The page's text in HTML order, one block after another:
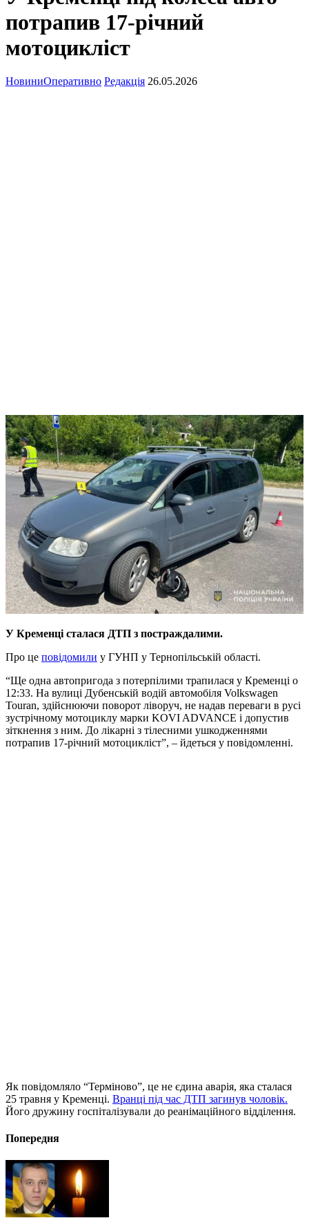
потрапив 17-річний
мотоцикліст
НовиниОперативно Редакція 26.05.2026
У Кременці сталася ДТП з постраждалими.
Про це повідомили у ГУНП у Тернопільській області.
“Ще одна автопригода з потерпілими трапилася у Кременці о
12:33. На вулиці Дубенській водій автомобіля Volkswagen
Touran, здійснюючи поворот ліворуч, не надав переваги в русі
зустрічному мотоциклу марки KOVI ADVANCE і допустив
зіткнення з ним. До лікарні з тілесними ушкодженнями
потрапив 17-річний мотоцикліст”, – йдеться у повідомленні.
Як повідомляло “Терміново”, це не єдина аварія, яка сталася
25 травня у Кременці. Вранці під час ДТП загинув чоловік.
Його дружину госпіталізували до реанімаційного відділення.
Попередня